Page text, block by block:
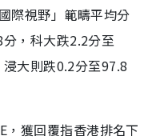
際視野」範疇平均分
，科大跌2.2分至
大則跌0.2分至97.8
，獲回覆指香港排名下